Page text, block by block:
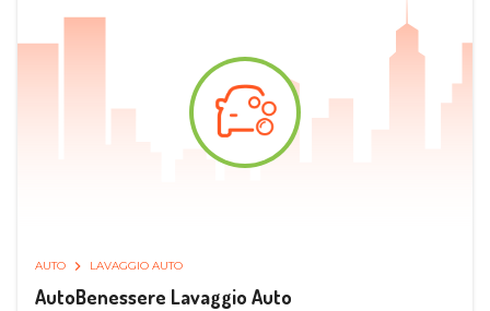
AUTO LAVAGGIO AUTO
AutoBenessere Lavaggio Auto